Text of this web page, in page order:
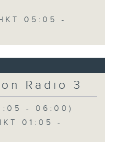
05:05 -
Radio 3
- 06:00)
01:05 -